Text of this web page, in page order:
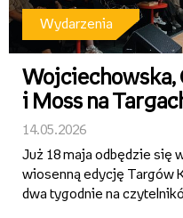
Wydarzenia
Wojciechowska,
i Moss na
14.05.2026
Już 18 maja odbędzie się
wiosenną edycję Targów
dwa tygodnie na